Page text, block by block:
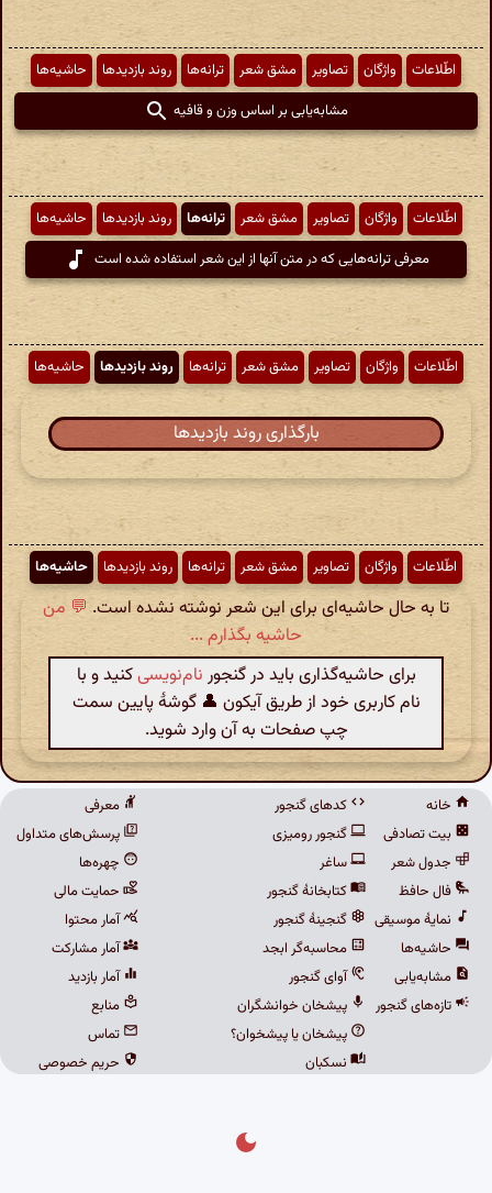
اطّلاعات واژگان تصاویر مشق شعر ترانه‌ها روند بازدیدها
حاشیه‌ها
مشابه‌یابی بر اساس وزن و قافیه
اطّلاعات واژگان تصاویر مشق شعر ترانه‌ها روند بازدیدها
حاشیه‌ها
معرفی ترانه‌هایی که در متن آنها از این شعر استفاده شده است
اطّلاعات واژگان تصاویر مشق شعر ترانه‌ها روند بازدیدها حاشیه‌ها
بارگذاری روند بازدیدها
اطّلاعات واژگان تصاویر مشق شعر ترانه‌ها روند بازدیدها حاشیه‌ها
تا به حال حاشیه‌ای برای این شعر نوشته نشده است. 💬 من
حاشیه بگذارم ...
برای حاشیه‌گذاری باید در گنجور نام‌نویسیکنید و با
نام کاربری خود از طریق آیکون 👤 گوشهٔ پایین سمت
چپ صفحات به آن وارد شوید.
خانه
بیت تصادفی
جدول شعر
فال حافظ
نمایهٔ موسیقی
حاشیه‌ها
مشابه‌یابی
تازه‌های گنجور
کدهای گنجور
گنجور رومیزی
ساغر
کتابخانهٔ گنجور
گنجینهٔ گنجور
محاسبه‌گر ابجد
آوای گنجور
پیشخان خوانشگران
پیشخان یا پیشخوان؟
نسکبان
معرفی
پرسش‌های متداول
چهره‌ها
حمایت مالی
آمار محتوا
آمار مشارکت
آمار بازدید
منابع
تماس
حریم خصوصی